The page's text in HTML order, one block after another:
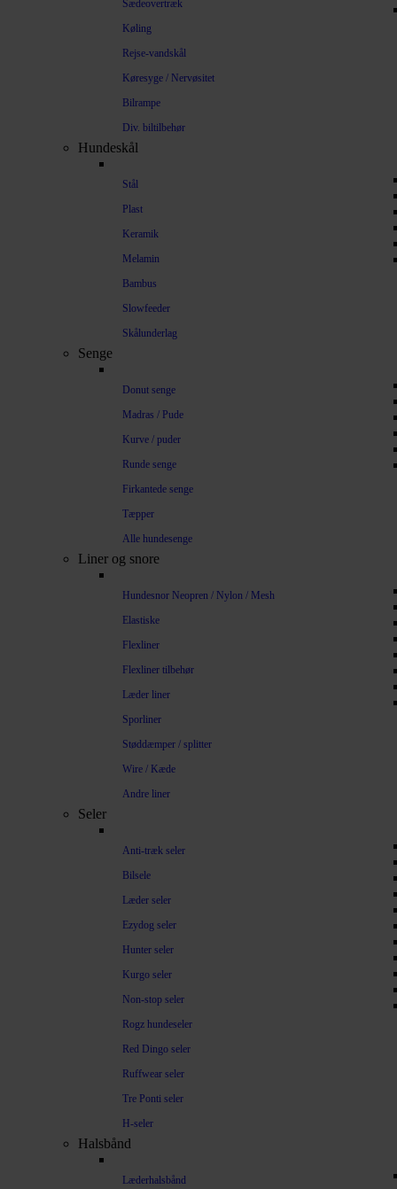
Sædeovertræk
Køling
Rejse-vandskål
Køresyge / Nervøsitet
Bilrampe
Div. biltilbehør
Hundeskål
Stål
Plast
Keramik
Melamin
Bambus
Slowfeeder
Skålunderlag
Senge
Donut senge
Madras / Pude
Kurve / puder
Runde senge
Firkantede senge
Tæpper
Alle hundesenge
Liner og snore
Hundesnor Neopren / Nylon / Mesh
Elastiske
Flexliner
Flexliner tilbehør
Læder liner
Sporliner
Støddæmper / splitter
Wire / Kæde
Andre liner
Seler
Anti-træk seler
Bilsele
Læder seler
Ezydog seler
Hunter seler
Kurgo seler
Non-stop seler
Rogz hundeseler
Red Dingo seler
Ruffwear seler
Tre Ponti seler
H-seler
Halsbånd
Læderhalsbånd